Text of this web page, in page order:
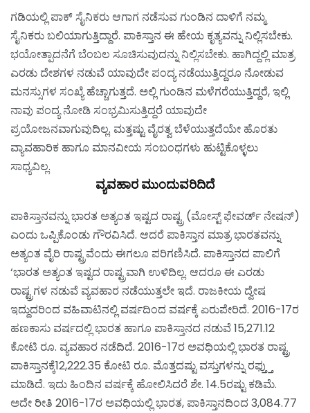
ಗಡಿಯಲ್ಲಿ ಪಾಕ್ ಸೈನಿಕರು ಆಗಾಗ ನಡೆಸುವ ಗುಂಡಿನ ದಾಳಿಗೆ ನಮ್ಮ
ಸೈನಿಕರು ಬಲಿಯಾಗುತ್ತಿದ್ದಾರೆ. ಪಾಕಿಸ್ತಾನ ಈ ಹೇಯ ಕೃತ್ಯವನ್ನು ನಿಲ್ಲಿಸಬೇಕು.
ಭಯೋತ್ಪಾದನೆಗೆ ಬೆಂಬಲ ಸೂಚಿಸುವುದನ್ನು ನಿಲ್ಲಿಸಬೇಕು. ಹಾಗಿದ್ದಲ್ಲಿ ಮಾತ್ರ
ಎರಡು ದೇಶಗಳ ನಡುವೆ ಯಾವುದೇ ಪಂದ್ಯ ನಡೆಯುತ್ತಿದ್ದರೂ ನೋಡುವ
ಮನಸ್ಸುಗಳ ಸಂಖ್ಯೆ ಹೆಚ್ಚಾಗುತ್ತದೆ. ಅಲ್ಲಿ ಗುಂಡಿನ ಮಳೆಗರೆಯುತ್ತಿದ್ದರೆ, ಇಲ್ಲಿ
ನಾವು ಪಂದ್ಯ ನೋಡಿ ಸಂಭ್ರಮಿಸುತ್ತಿದ್ದರೆ ಯಾವುದೇ
ಪ್ರಯೋಜನವಾಗುವುದಿಲ್ಲ. ಮತ್ತಷ್ಟು ವೈರತ್ವ ಬೆಳೆಯುತ್ತದೆಯೇ ಹೊರತು
ವ್ಯಾವಹಾರಿಕ ಹಾಗೂ ಮಾನವೀಯ ಸಂಬಂಧಗಳು ಹುಟ್ಟಿಕೊಳ್ಳಲು
ಸಾಧ್ಯವಿಲ್ಲ.
ವ್ಯವಹಾರ ಮುಂದುವರಿದಿದೆ
ಪಾಕಿಸ್ತಾನವನ್ನು ಭಾರತ ಅತ್ಯಂತ ಇಷ್ಟದ ರಾಷ್ಟ್ರ (ಮೋಸ್ಟ್ ಫೇವರ್ಡ್ ನೇಷನ್)
ಎಂದು ಒಪ್ಪಿಕೊಂಡು ಗೌರವಿಸಿದೆ. ಆದರೆ ಪಾಕಿಸ್ತಾನ ಮಾತ್ರ ಭಾರತವನ್ನು
ಅತ್ಯಂತ ವೈರಿ ರಾಷ್ಟ್ರವೆಂದು ಈಗಲೂ ಪರಿಗಣಿಸಿದೆ. ಪಾಕಿಸ್ತಾನದ ಪಾಲಿಗೆ
‘ಭಾರತ ಅತ್ಯಂತ ಇಷ್ಟದ ರಾಷ್ಟ್ರವಾಗಿ ಉಳಿದಿಲ್ಲ. ಆದರೂ ಈ ಎರಡು
ರಾಷ್ಟ್ರಗಳ ನಡುವೆ ವ್ಯವಹಾರ ನಡೆಯುತ್ತಲೇ ಇದೆ. ರಾಜಕೀಯ ದ್ವೇಷ
ಇದ್ದುದರಿಂದ ವಹಿವಾಟಿನಲ್ಲಿ ವರ್ಷದಿಂದ ವರ್ಷಕ್ಕೆ ಏರುಪೇರಿದೆ. 2016-17ರ
ಹಣಕಾಸು ವರ್ಷದಲ್ಲಿ ಭಾರತ ಹಾಗೂ ಪಾಕಿಸ್ತಾನದ ನಡುವೆ 15,271.12
ಕೋಟಿ ರೂ. ವ್ಯವಹಾರ ನಡೆದಿದೆ. 2016-17ರ ಅವಧಿಯಲ್ಲಿ ಭಾರತ ರಾಷ್ಟ್ರ
ಪಾಕಿಸ್ತಾನಕ್ಕೆ12,222.35 ಕೋಟಿ ರೂ. ಮೊತ್ತದಷ್ಟು ವಸ್ತುಗಳನ್ನು ರಫ್ತ್ತು
ಮಾಡಿದೆ. ಇದು ಹಿಂದಿನ ವರ್ಷಕ್ಕೆ ಹೋಲಿಸಿದರೆ ಶೇ. 14.5ರಷ್ಟು ಕಡಿಮೆ.
ಅದೇ ರೀತಿ 2016-17ರ ಅವಧಿಯಲ್ಲಿ ಭಾರತ, ಪಾಕಿಸ್ತಾನದಿಂದ 3,084.77